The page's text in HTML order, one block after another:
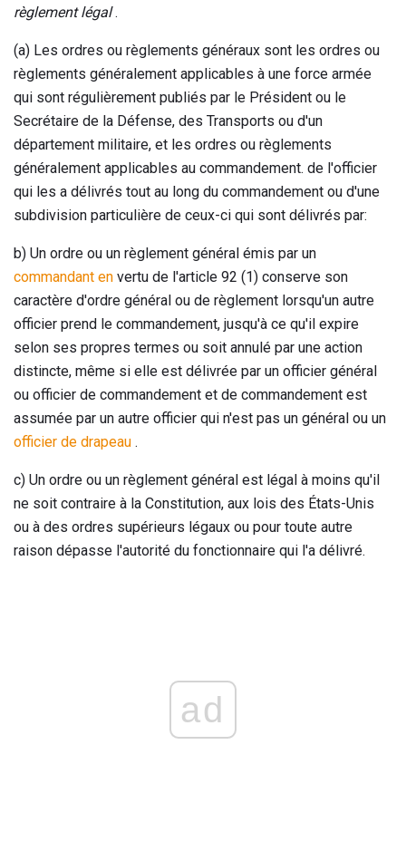
règlement légal.
(a) Les ordres ou règlements généraux sont les ordres ou
règlements généralement applicables à une force armée
qui sont régulièrement publiés par le Président ou le
Secrétaire de la Défense, des Transports ou d'un
département militaire, et les ordres ou règlements
généralement applicables au commandement. de l'officier
qui les a délivrés tout au long du commandement ou d'une
subdivision particulière de ceux-ci qui sont délivrés par:
b) Un ordre ou un règlement général émis par un
commandant en vertu de l'article 92 (1) conserve son
caractère d'ordre général ou de règlement lorsqu'un autre
officier prend le commandement, jusqu'à ce qu'il expire
selon ses propres termes ou soit annulé par une action
distincte, même si elle est délivrée par un officier général
ou officier de commandement et de commandement est
assumée par un autre officier qui n'est pas un général ou un
officier de drapeau .
c) Un ordre ou un règlement général est légal à moins qu'il
ne soit contraire à la Constitution, aux lois des États-Unis
ou à des ordres supérieurs légaux ou pour toute autre
raison dépasse l'autorité du fonctionnaire qui l'a délivré.
ad